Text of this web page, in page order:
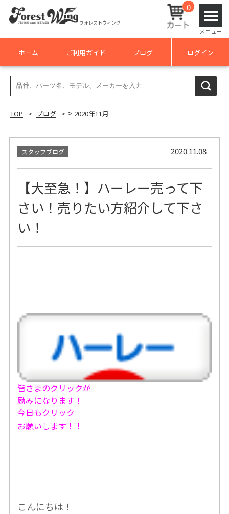
フォレストウィング
ホーム ご利用ガイド ブログ ログイン
0
メニュー
検
索
果:
検索
TOP ブログ > 2020年11月
2020.11.08
スタッフブログ
【大至急！】ハーレー売って下
さい！売りたい方紹介して下さ
い！
皆さまのクリックが
励みになります！
今日もクリック
お願いします！！
こんにちは！